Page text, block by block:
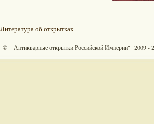
Литература об открытках
© "Антикварные открытки Российской Империи" 2009 -